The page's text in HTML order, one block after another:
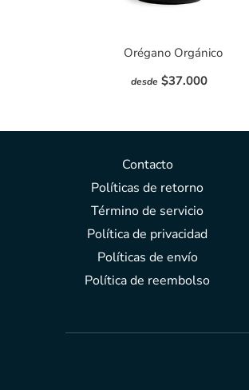
Orégano Orgánico
desde $37.000
Contacto
Políticas de retorno
Término de servicio
Política de privacidad
Políticas de envío
Política de reembolso